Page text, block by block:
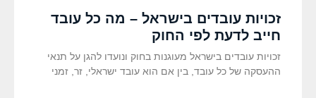
זכויות עובדים בישראל – מה כל עובד
חייב לדעת לפי החוק
זכויות עובדים בישראל מעוגנות בחוק ונועדו להגן על תנאי
ההעסקה של כל עובד, בין אם הוא עובד ישראלי, זר, זמני